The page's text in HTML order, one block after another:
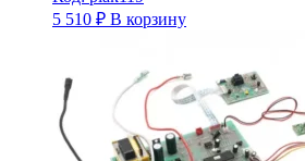
5 510 ₽ В корзину